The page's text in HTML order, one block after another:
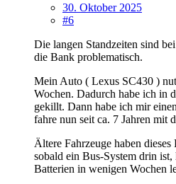
30. Oktober 2025
#6
Die langen Standzeiten sind
die Bank problematisch.
Mein Auto ( Lexus SC430 )
Wochen. Dadurch habe ich in
gekillt. Dann habe ich mir
fahre nun seit ca. 7 Jahren mit
Ältere Fahrzeuge haben
sobald ein Bus-System drin
Batterien in wenigen Wochen